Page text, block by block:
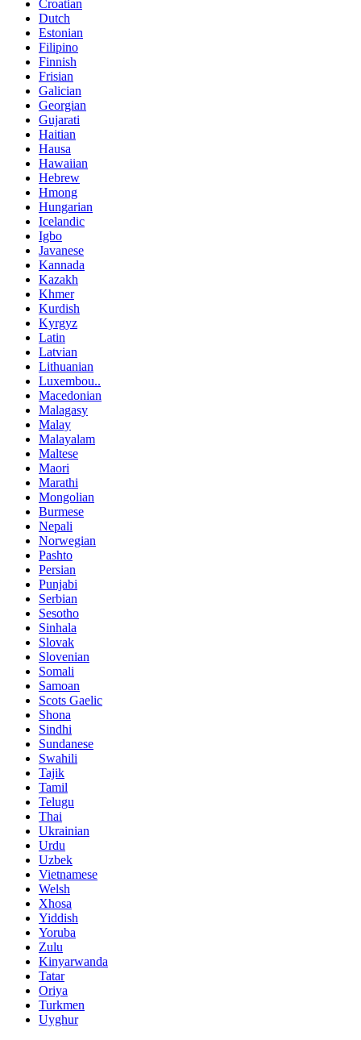
Croatian
Dutch
Estonian
Filipino
Finnish
Frisian
Galician
Georgian
Gujarati
Haitian
Hausa
Hawaiian
Hebrew
Hmong
Hungarian
Icelandic
Igbo
Javanese
Kannada
Kazakh
Khmer
Kurdish
Kyrgyz
Latin
Latvian
Lithuanian
Luxembou..
Macedonian
Malagasy
Malay
Malayalam
Maltese
Maori
Marathi
Mongolian
Burmese
Nepali
Norwegian
Pashto
Persian
Punjabi
Serbian
Sesotho
Sinhala
Slovak
Slovenian
Somali
Samoan
Scots Gaelic
Shona
Sindhi
Sundanese
Swahili
Tajik
Tamil
Telugu
Thai
Ukrainian
Urdu
Uzbek
Vietnamese
Welsh
Xhosa
Yiddish
Yoruba
Zulu
Kinyarwanda
Tatar
Oriya
Turkmen
Uyghur